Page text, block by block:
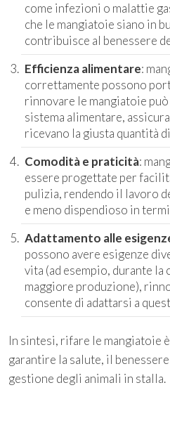
come infezioni o malattie
che le mangiatoie siano in
contribuisce al benessere
Efficienza alimentare:
correttamente possono
rinnovare le mangiatoie
sistema alimentare,
ricevano la giusta quantità
Comodità e praticità:
essere progettate per
pulizia, rendendo il lavoro
e meno dispendioso in
Adattamento alle
possono avere esigenze
vita (ad esempio, durante
maggiore produzione),
consente di adattarsi a
In sintesi, rifare le mangiatoie
garantire la salute, il
gestione degli animali in stalla.